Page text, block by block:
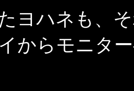
ヨハネも、
からモニタ